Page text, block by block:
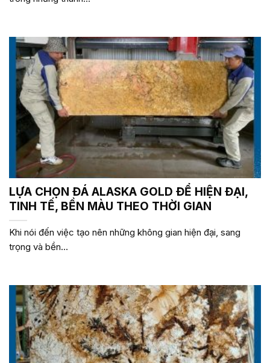
LỰA CHỌN ĐÁ ALASKA GOLD ĐỂ HIỆN ĐẠI,
TINH TẾ, BỀN MÀU THEO THỜI GIAN
Khi nói đến việc tạo nên những không gian hiện đại, sang
trọng và bền...